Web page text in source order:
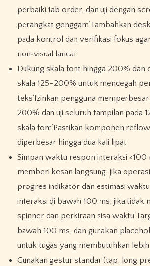
perbaiki tab order, dan uji dengan
perangkat genggam‘Tambahkan
pada kontrol dan verifikasi fokus
non‑visual lancar
Dukung skala font hingga 200% dan
skala 125–200% untuk mencegah
teks‘Izinkan pengguna
200% dan uji seluruh tampilan pada
skala font‘Pastikan komponen
diperbesar hingga dua kali lipat
Simpan waktu respon interaksi <100
memberi kesan langsung; jika
progres indikator dan estimasi
interaksi di bawah 100 ms; jika tidak
spinner dan perkiraan sisa
bawah 100 ms, dan gunakan
untuk tugas yang membutuhkan
Gunakan gestur standar (tap, long